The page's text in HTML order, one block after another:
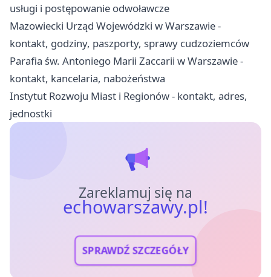
usługi i postępowanie odwoławcze
Mazowiecki Urząd Wojewódzki w Warszawie -
kontakt, godziny, paszporty, sprawy cudzoziemców
Parafia św. Antoniego Marii Zaccarii w Warszawie -
kontakt, kancelaria, nabożeństwa
Instytut Rozwoju Miast i Regionów - kontakt, adres,
jednostki
Zareklamuj się na
echowarszawy.pl!
SPRAWDŹ SZCZEGÓŁY